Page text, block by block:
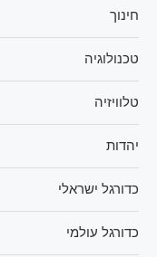
חינוך
טכנולוגיה
טלוויזיה
יהדות
כדורגל ישראלי
כדורגל עולמי